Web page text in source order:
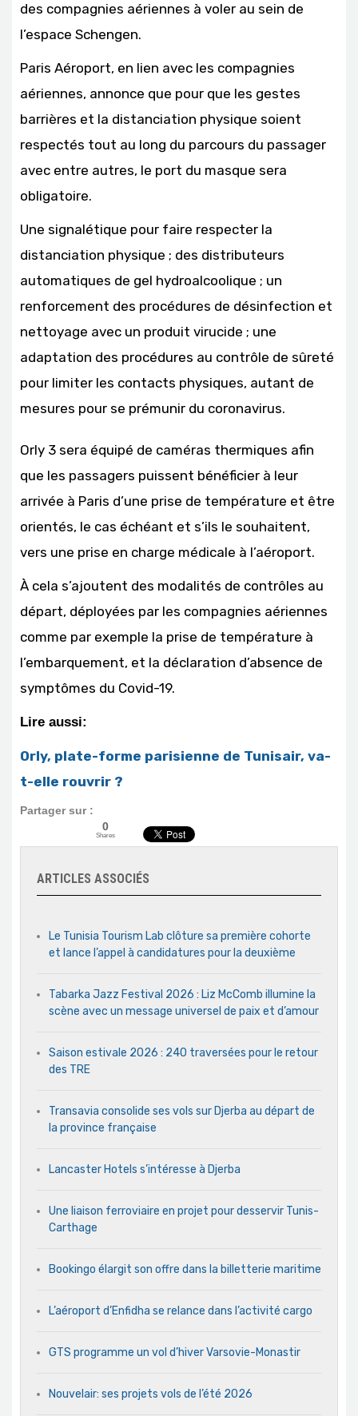
des compagnies aériennes à voler au sein de
l’espace Schengen.
Paris Aéroport, en lien avec les compagnies
aériennes, annonce que pour que les gestes
barrières et la distanciation physique soient
respectés tout au long du parcours du passager
avec entre autres, le port du masque sera
obligatoire.
Une signalétique pour faire respecter la
distanciation physique ; des distributeurs
automatiques de gel hydroalcoolique ; un
renforcement des procédures de désinfection et
nettoyage avec un produit virucide ; une
adaptation des procédures au contrôle de sûreté
pour limiter les contacts physiques, autant de
mesures pour se prémunir du coronavirus.
Orly 3 sera équipé de caméras thermiques afin
que les passagers puissent bénéficier à leur
arrivée à Paris d’une prise de température et être
orientés, le cas échéant et s’ils le souhaitent,
vers une prise en charge médicale à l’aéroport.
À cela s’ajoutent des modalités de contrôles au
départ, déployées par les compagnies aériennes
comme par exemple la prise de température à
l’embarquement, et la déclaration d’absence de
symptômes du Covid-19.
Lire aussi:
Orly, plate-forme parisienne de Tunisair, va-
t-elle rouvrir ?
Partager sur :
0
Shares
ARTICLES ASSOCIÉS
Le Tunisia Tourism Lab clôture sa première cohorte
et lance l’appel à candidatures pour la deuxième
Tabarka Jazz Festival 2026 : Liz McComb illumine la
scène avec un message universel de paix et d’amour
Saison estivale 2026 : 240 traversées pour le retour
des TRE
Transavia consolide ses vols sur Djerba au départ de
la province française
Lancaster Hotels s’intéresse à Djerba
Une liaison ferroviaire en projet pour desservir Tunis-
Carthage
Bookingo élargit son offre dans la billetterie maritime
L’aéroport d’Enfidha se relance dans l’activité cargo
GTS programme un vol d’hiver Varsovie-Monastir
Nouvelair: ses projets vols de l’été 2026